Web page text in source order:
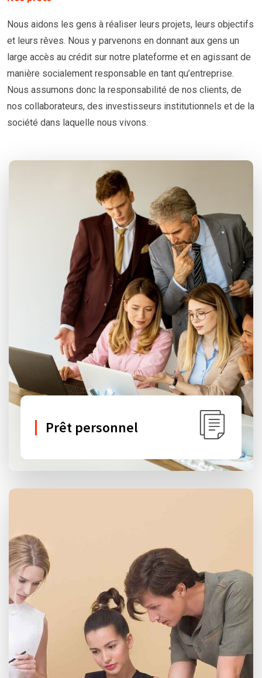
Nous aidons les gens à réaliser leurs projets, leurs objectifs
et leurs rêves. Nous y parvenons en donnant aux gens un
large accès au crédit sur notre plateforme et en agissant de
manière socialement responsable en tant qu’entreprise.
Nous assumons donc la responsabilité de nos clients, de
nos collaborateurs, des investisseurs institutionnels et de la
société dans laquelle nous vivons.
Prêt personnel